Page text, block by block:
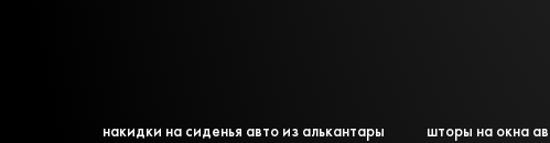
накидки на сиденья авто из алькантары шторы на окна